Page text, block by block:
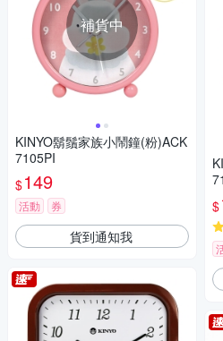
補貨中
KINYO鬍鬚家族小鬧鐘(粉)ACK
7105PI
$149
活動 券
貨到通知我
$